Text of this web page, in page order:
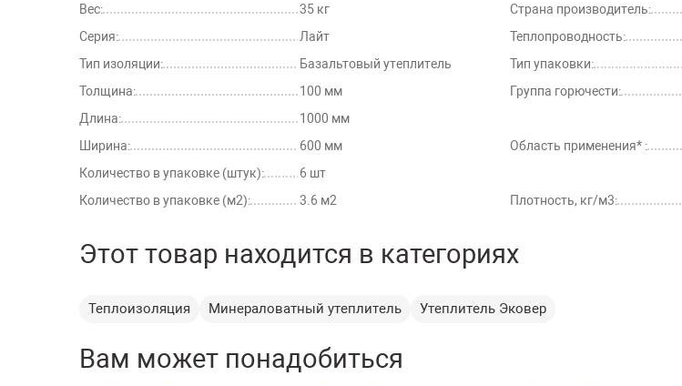
Вес:
35 кг
Серия:
Лайт
Тип изоляции:
Базальтовый утеплитель
Толщина:
100 мм
Длина:
1000 мм
Ширина:
600 мм
Количество в упаковке (штук):
6 шт
Количество в упаковке (м2):
3.6 м2
Страна производитель:
Теплопроводность:
Тип упаковки:
Группа горючести:
Область применения* :
Плотность, кг/м3:
Этот товар находится в категориях
Теплоизоляция Минераловатный утеплитель Утеплитель Эковер
Вам может понадобиться